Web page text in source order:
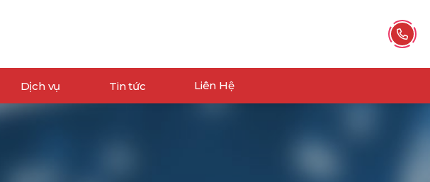
Dịch vụ Tin tức Liên Hệ